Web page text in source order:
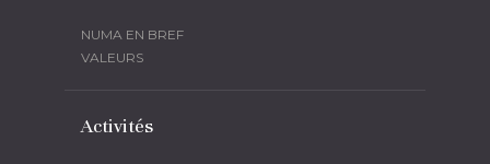
NUMA EN BREF
VALEURS
Activités